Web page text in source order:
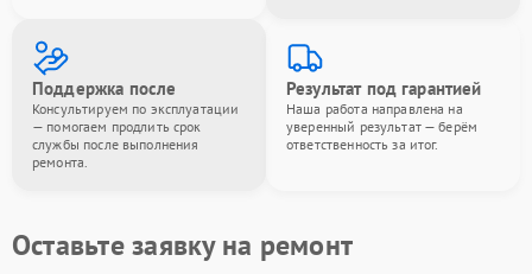
Поддержка после
Консультируем по эксплуатации
— помогаем продлить срок
службы после выполнения
ремонта.
Результат под гарантией
Наша работа направлена на
уверенный результат — берём
ответственность за итог.
Оставьте заявку на ремонт